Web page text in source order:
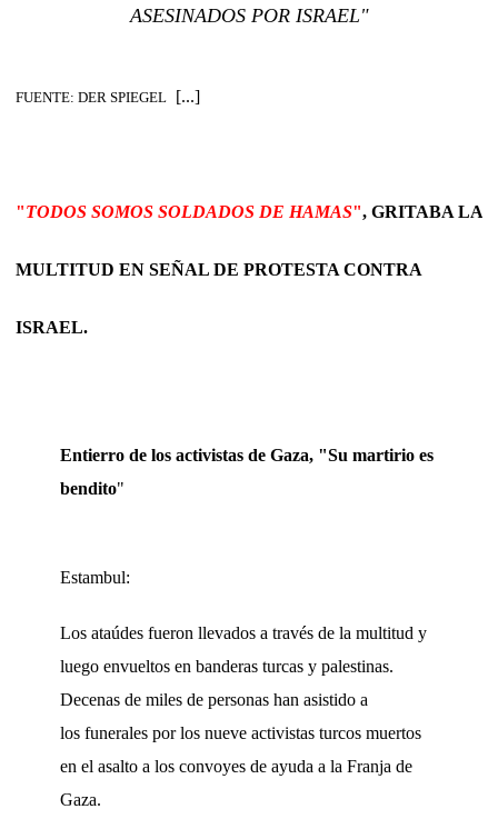
ASESINADOS POR ISRAEL"
FUENTE: DER SPIEGEL [...]
"TODOS SOMOS SOLDADOS DE HAMAS", GRITABA LA
MULTITUD EN SEÑAL DE PROTESTA CONTRA
ISRAEL.
Entierro de los activistas de Gaza, "Su martirio es
bendito"
Estambul:
Los ataúdes fueron llevados a través de la multitud y
luego envueltos en banderas turcas y palestinas.
Decenas de miles de personas han asistido a
los funerales por los nueve activistas turcos muertos
en el asalto a los convoyes de ayuda a la Franja de
Gaza.